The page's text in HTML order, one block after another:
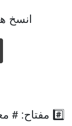
انسخ
#️⃣ مفتاح: #